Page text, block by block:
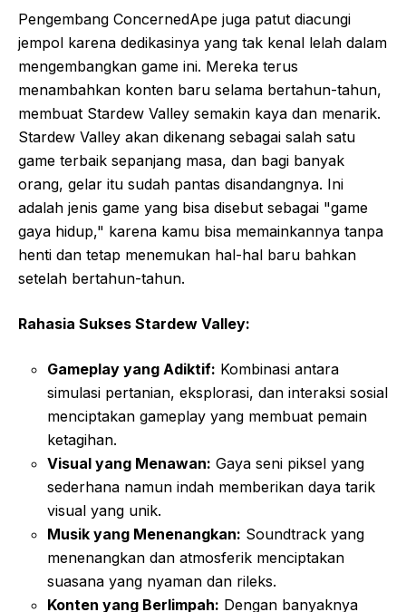
Pengembang ConcernedApe juga patut diacungi
jempol karena dedikasinya yang tak kenal lelah dalam
mengembangkan game ini. Mereka terus
menambahkan konten baru selama bertahun-tahun,
membuat Stardew Valley semakin kaya dan menarik.
Stardew Valley akan dikenang sebagai salah satu
game terbaik sepanjang masa, dan bagi banyak
orang, gelar itu sudah pantas disandangnya. Ini
adalah jenis game yang bisa disebut sebagai "game
gaya hidup," karena kamu bisa memainkannya tanpa
henti dan tetap menemukan hal-hal baru bahkan
setelah bertahun-tahun.
Rahasia Sukses Stardew Valley:
Gameplay yang Adiktif: Kombinasi antara
simulasi pertanian, eksplorasi, dan interaksi sosial
menciptakan gameplay yang membuat pemain
ketagihan.
Visual yang Menawan: Gaya seni piksel yang
sederhana namun indah memberikan daya tarik
visual yang unik.
Musik yang Menenangkan: Soundtrack yang
menenangkan dan atmosferik menciptakan
suasana yang nyaman dan rileks.
Konten yang Berlimpah: Dengan banyaknya